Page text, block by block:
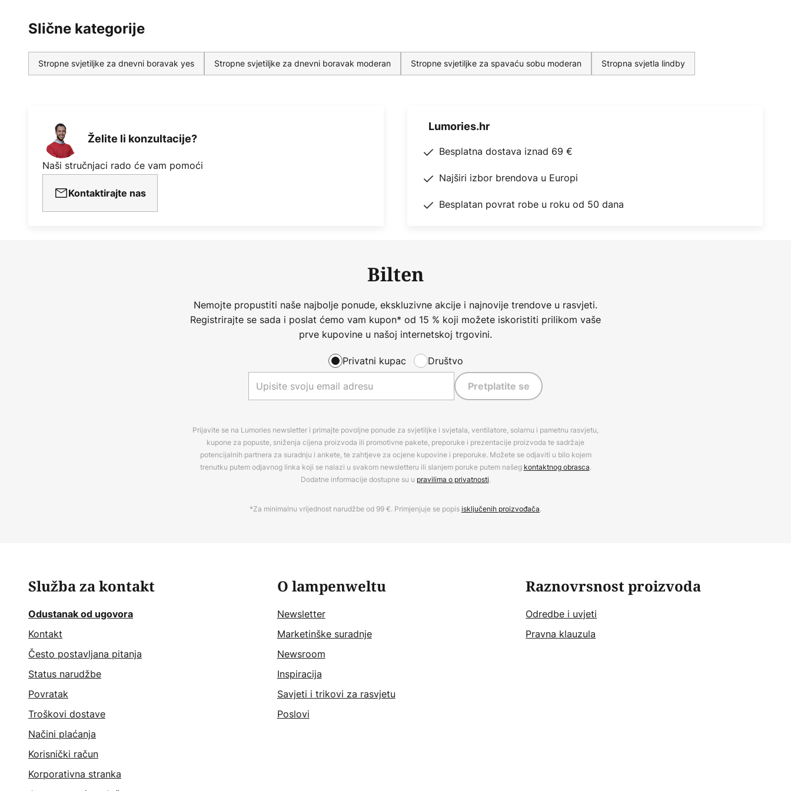
Slične kategorije
Stropne svjetiljke za dnevni boravak yes Stropne svjetiljke za dnevni boravak moderan Stropne svjetiljke za spavaću sobu moderan Stropna svjetla lindby
Želite li konzultacije?
Naši stručnjaci rado će vam pomoći
Kontaktirajte nas
Lumories.hr
Besplatna dostava iznad 69 €
Najširi izbor brendova u Europi
Besplatan povrat robe u roku od 50 dana
Bilten
Nemojte propustiti naše najbolje ponude, ekskluzivne akcije i najnovije trendove u rasvjeti.
Registrirajte se sada i poslat ćemo vam kupon* od 15 % koji možete iskoristiti prilikom vaše
prve kupovine u našoj internetskoj trgovini.
Privatni kupac Društvo
Pretplatite se
Prijavite se na Lumories newsletter i primajte povoljne ponude za svjetiljke i svjetala, ventilatore, solarnu i pametnu rasvjetu,
kupone za popuste, sniženja cijena proizvoda ili promotivne pakete, preporuke i prezentacije proizvoda te sadržaje
potencijalnih partnera za suradnju i ankete, te zahtjeve za ocjene kupovine i preporuke. Možete se odjaviti u bilo kojem
trenutku putem odjavnog linka koji se nalazi u svakom newsletteru ili slanjem poruke putem našeg kontaktnog obrasca.
Dodatne informacije dostupne su u pravilima o privatnosti.
*Za minimalnu vrijednost narudžbe od 99 €. Primjenjuje se popisisključenih proizvođača.
Služba za kontakt
Odustanak od ugovora
Kontakt
Često postavljana pitanja
Status narudžbe
Povratak
Troškovi dostave
Načini plaćanja
Korisnički račun
Korporativna stranka
O lampenweltu
Newsletter
Marketinške suradnje
Newsroom
Inspiracija
Savjeti i trikovi za rasvjetu
Poslovi
Raznovrsnost proizvoda
Odredbe i uvjeti
Pravna klauzula